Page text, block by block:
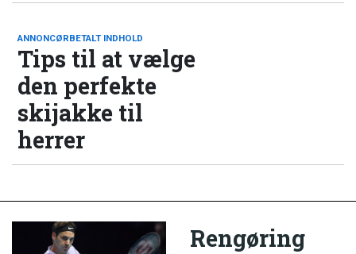
ANNONCØRBETALT INDHOLD
Tips til at vælge
den perfekte
skijakke til
herrer
Rengøring